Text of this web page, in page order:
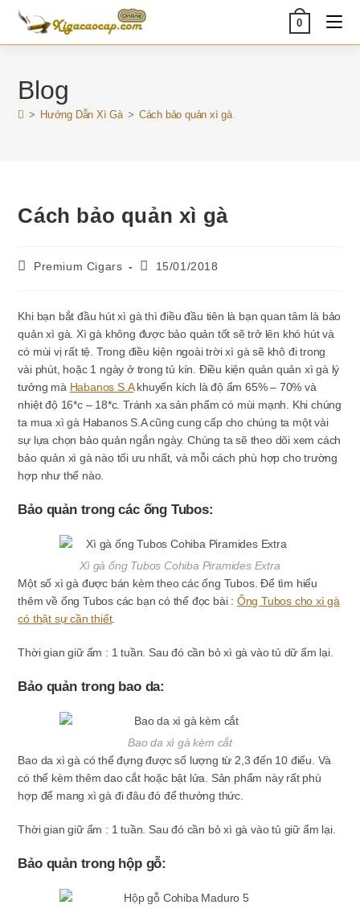
Skip
content
0
Blog
> Hướng Dẫn Xì Gà > Cách bảo quản xì gà
Cách bảo quản xì gà
PostPremium Cigars
Post15/01/2018
Khi bạn bắt đầu hút xì gà thì điều đầu tiên là bạn quan tâm là bảo
quản xì gà. Xì gà không được bảo quản tốt sẽ trở lên khó hút và
có mùi vị rất tệ. Trong điều kiện ngoài trời xì gà sẽ khô đi trong
vài phút, hoặc 1 ngày ở trong tủ kín. Điều kiện quản quản xì gà lý
tưởng mà Habanos S.Akhuyến kích là độ ẩm 65% – 70% và
nhiệt độ 16*c – 18*c. Tránh xa sản phẩm có mùi mạnh. Khi chúng
ta mua xì gà Habanos S.A cũng cung cấp cho chúng ta một vài
sự lựa chọn bảo quản ngắn ngày. Chúng ta sẽ theo dõi xem cách
bảo quản xì gà nào tối ưu nhất, và mỗi cách phù hợp cho trường
hợp như thế nào.
Bảo quản trong các ống Tubos:
Xì gà ống Tubos Cohiba Piramides Extra
Một số xì gà được bán kèm theo các ống Tubos. Để tìm hiểu
thêm về ống Tubos các bạn có thể đọc bài : Ống Tubos cho xì gà
có thật sự cần thiết.
Thời gian giữ ẩm : 1 tuần. Sau đó cần bỏ xì gà vào tủ dữ ẩm lại.
Bảo quản trong bao da:
Bao da xì gà kèm cắt
Bao da xì gà có thể đựng được số lượng từ 2,3 đến 10 điếu. Và
có thể kèm thêm dao cắt hoặc bật lửa. Sản phẩm này rất phù
hợp để mang xì gà đi đâu đó để thưởng thức.
Thời gian giữ ẩm : 1 tuần. Sau đó cần bỏ xì gà vào tủ giữ ẩm lại.
Bảo quản trong hộp gỗ: